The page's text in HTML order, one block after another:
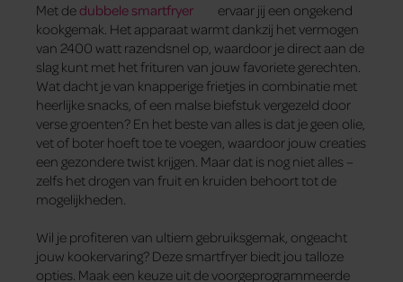
Met dedubbele smartfryer
ervaar jij een ongekend
kookgemak. Het apparaat warmt dankzij het vermogen
van 2400 watt razendsnel op, waardoor je direct aan de
slag kunt met het frituren van jouw favoriete gerechten.
Wat dacht je van knapperige frietjes in combinatie met
heerlijke snacks, of een malse biefstuk vergezeld door
verse groenten? En het beste van alles is dat je geen olie,
vet of boter hoeft toe te voegen, waardoor jouw creaties
een gezondere twist krijgen. Maar dat is nog niet alles –
zelfs het drogen van fruit en kruiden behoort tot de
mogelijkheden.
Wil je profiteren van ultiem gebruiksgemak, ongeacht
jouw kookervaring? Deze smartfryer biedt jou talloze
opties. Maak een keuze uit de voorgeprogrammeerde